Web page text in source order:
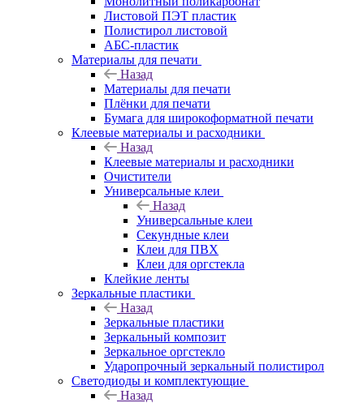
Листовой ПЭТ пластик
Полистирол листовой
АБС-пластик
Материалы для печати
Назад
Материалы для печати
Плёнки для печати
Бумага для широкоформатной печати
Клеевые материалы и расходники
Назад
Клеевые материалы и расходники
Очистители
Универсальные клеи
Назад
Универсальные клеи
Секундные клеи
Клеи для ПВХ
Клеи для оргстекла
Клейкие ленты
Зеркальные пластики
Назад
Зеркальные пластики
Зеркальный композит
Зеркальное оргстекло
Ударопрочный зеркальный полистирол
Светодиоды и комплектующие
Назад